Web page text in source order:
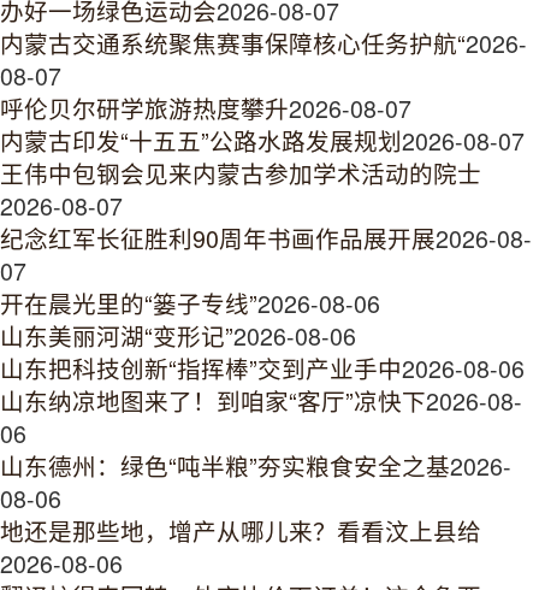
办好一场绿色运动会2026-08-07
内蒙古交通系统聚焦赛事保障核心任务护航“2026-
08-07
呼伦贝尔研学旅游热度攀升2026-08-07
内蒙古印发“十五五”公路水路发展规划2026-08-07
王伟中包钢会见来内蒙古参加学术活动的院士
2026-08-07
纪念红军长征胜利90周年书画作品展开展2026-08-
07
开在晨光里的“篓子专线”2026-08-06
山东美丽河湖“变形记”2026-08-06
山东把科技创新“指挥棒”交到产业手中2026-08-06
山东纳凉地图来了！到咱家“客厅”凉快下2026-08-
06
山东德州：绿色“吨半粮”夯实粮食安全之基2026-
08-06
地还是那些地，增产从哪儿来？看看汶上县给
2026-08-06